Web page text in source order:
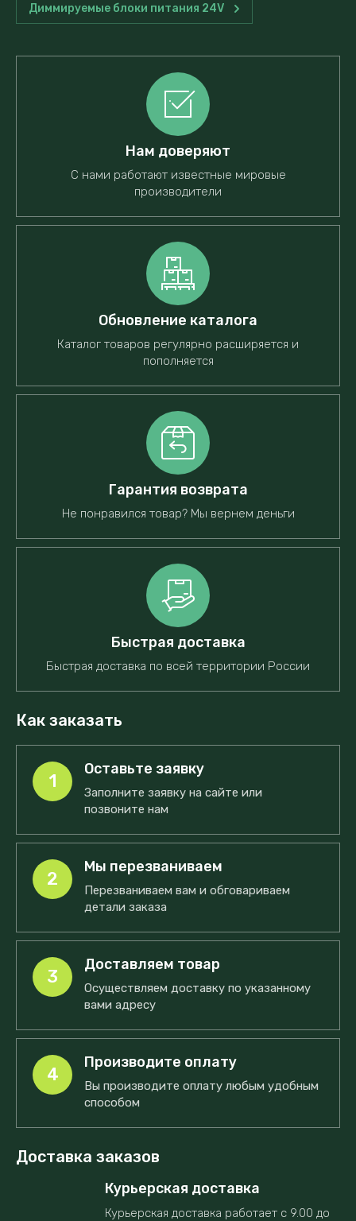
Диммируемые блоки питания 24V
Нам доверяют
С нами работают известные мировые
производители
Обновление каталога
Каталог товаров регулярно расширяется и
пополняется
Гарантия возврата
Не понравился товар? Мы вернем деньги
Быстрая доставка
Быстрая доставка по всей территории России
Как заказать
1
Оставьте заявку
Заполните заявку на сайте или
позвоните нам
2
Мы перезваниваем
Перезваниваем вам и обговариваем
детали заказа
3
Доставляем товар
Осуществляем доставку по указанному
вами адресу
4
Производите оплату
Вы производите оплату любым удобным
способом
Доставка заказов
Курьерская доставка
Курьерская доставка работает с 9.00 до